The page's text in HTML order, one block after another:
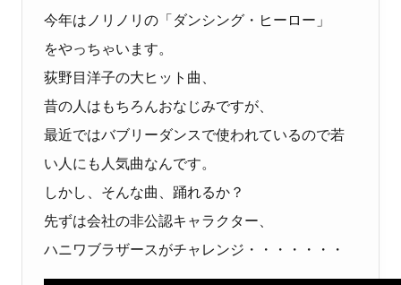
今年はノリノリの「ダンシング・ヒーロー」
をやっちゃいます。
荻野目洋子の大ヒット曲、
昔の人はもちろんおなじみですが、
最近ではバブリーダンスで使われているので若
い人にも人気曲なんです。
しかし、そんな曲、踊れるか？
先ずは会社の非公認キャラクター、
ハニワブラザースがチャレンジ・・・・・・・